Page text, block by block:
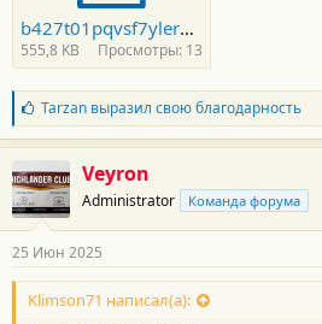
b427t01pqvsf7ylerxjxa06eu5em80zb.pdf
555,8 KB Просмотры: 13
Б
л
а
о
д
а
н
о
с
Tarzanвыразил свою благодарность
Veyron
Administrator Команда форума
25 Июн 2025
Klimson71 написал(а):